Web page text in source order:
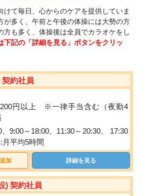
けて毎日、心からのケアを提供していま
が多く、午前と午後の体操には大勢の方
方も多く、体操後は全員でカラオケをし
記の「詳細を見る」ボタンをクリッ
約社員
円以上 ※一律手当含む（夜勤4
9:00～18:00、11:30～20:30、 17:30
平均5時間
加 詳細を見る
) 契約社員